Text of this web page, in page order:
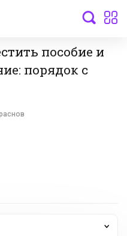
пособие и
порядок с